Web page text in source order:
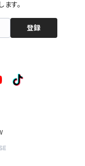
す。
登録